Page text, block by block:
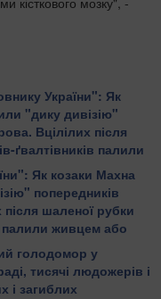
України": Як
"дику дивізію"
Вцілілих після
ґвалтівників палили
рубали на дрібні
Як козаки Махна
попередників
шаленої рубки
палили живцем або
шматки
голодомор у
тисячі людожерів і
і загиблих